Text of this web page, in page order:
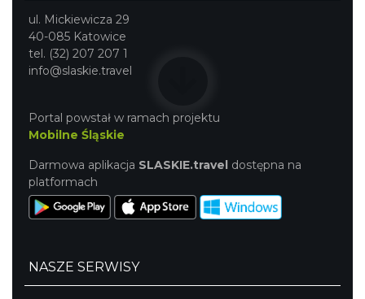
ul. Mickiewicza 29
40-085 Katowice
tel. (32) 207 207 1
info@slaskie.travel
Portal powstał w ramach projektu
Mobilne Śląskie
Darmowa aplikacja SLASKIE.travel dostępna na
platformach
NASZE SERWISY